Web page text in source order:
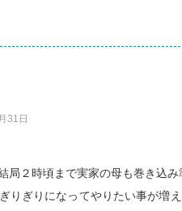
31日
局２時頃まで実家の母も巻き込み
りぎりになってやりたい事が増